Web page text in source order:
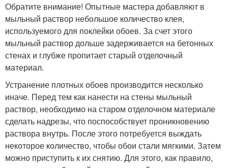
Обратите внимание! Опытные мастера добавляют в
мыльный раствор небольшое количество клея,
используемого для поклейки обоев. За счет этого
мыльный раствор дольше задерживается на бетонных
стенах и глубже пропитает старый отделочный
материал.
Устранение плотных обоев производится несколько
иначе. Перед тем как нанести на стены мыльный
раствор, необходимо на старом отделочном материале
сделать надрезы, что поспособствует проникновению
раствора внутрь. После этого потребуется выждать
некоторое количество, чтобы обои стали мягкими. Затем
можно приступить к их снятию. Для этого, как правило,